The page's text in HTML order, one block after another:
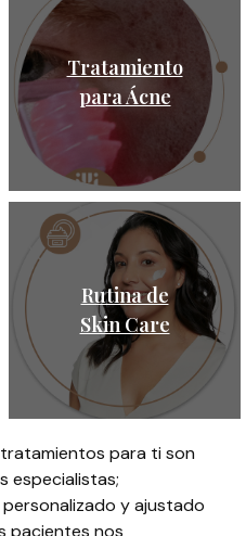
Tratamiento
para Ácne
Rutina de
Skin Care
para ti son
especialistas;
y ajustado
pacientes nos